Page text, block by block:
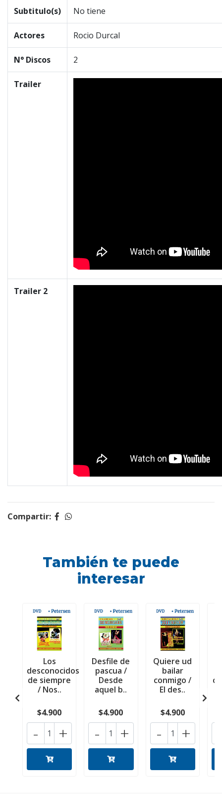
Subtitulo(s) No tiene
Actores Rocio Durcal
N° Discos 2
Trailer
Trailer 2
Compartir:
También te puede
interesar
Los
desconocidos
de siempre
/ Nos..
$4.900
+
-
Desfile de
pascua /
Desde
aquel b..
$4.900
+
-
Quiere ud
bailar
conmigo /
El des..
$4.900
+
-